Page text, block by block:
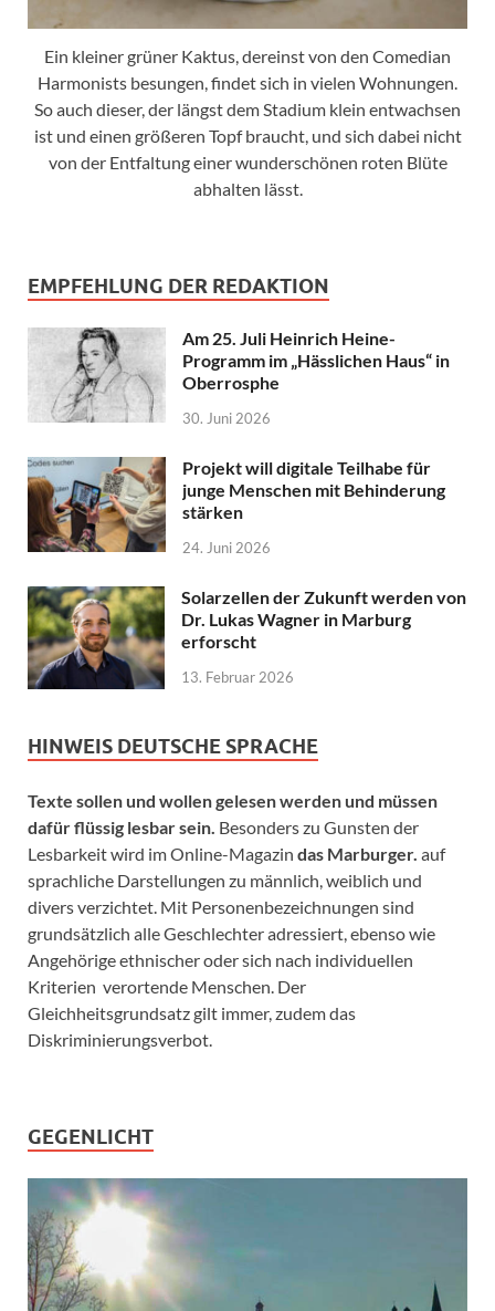
Ein kleiner grüner Kaktus, dereinst von den Comedian
Harmonists besungen, findet sich in vielen Wohnungen.
So auch dieser, der längst dem Stadium klein entwachsen
ist und einen größeren Topf braucht, und sich dabei nicht
von der Entfaltung einer wunderschönen roten Blüte
abhalten lässt.
EMPFEHLUNG DER REDAKTION
Am 25. Juli Heinrich Heine-
Programm im „Hässlichen Haus“ in
Oberrosphe
30. Juni 2026
Projekt will digitale Teilhabe für
junge Menschen mit Behinderung
stärken
24. Juni 2026
Solarzellen der Zukunft werden von
Dr. Lukas Wagner in Marburg
erforscht
13. Februar 2026
HINWEIS DEUTSCHE SPRACHE
Texte sollen und wollen gelesen werden und müssen
dafür flüssig lesbar sein. Besonders zu Gunsten der
Lesbarkeit wird im Online-Magazin das Marburger. auf
sprachliche Darstellungen zu männlich, weiblich und
divers verzichtet. Mit Personenbezeichnungen sind
grundsätzlich alle Geschlechter adressiert, ebenso wie
Angehörige ethnischer oder sich nach individuellen
Kriterien verortende Menschen. Der
Gleichheitsgrundsatz gilt immer, zudem das
Diskriminierungsverbot.
GEGENLICHT